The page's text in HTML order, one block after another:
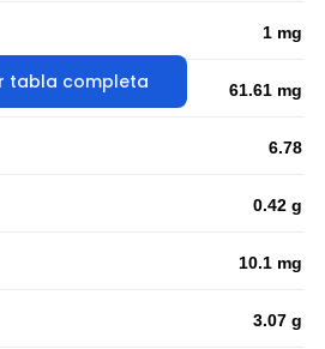
tabla completa
1 mg
61.61 mg
6.78
0.42 g
10.1 mg
3.07 g